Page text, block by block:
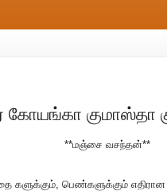
கோயங்கா குமாஸ்தா
**மஞ்சை வசந்தன்**
களுக்கும், பெண்களுக்கும்